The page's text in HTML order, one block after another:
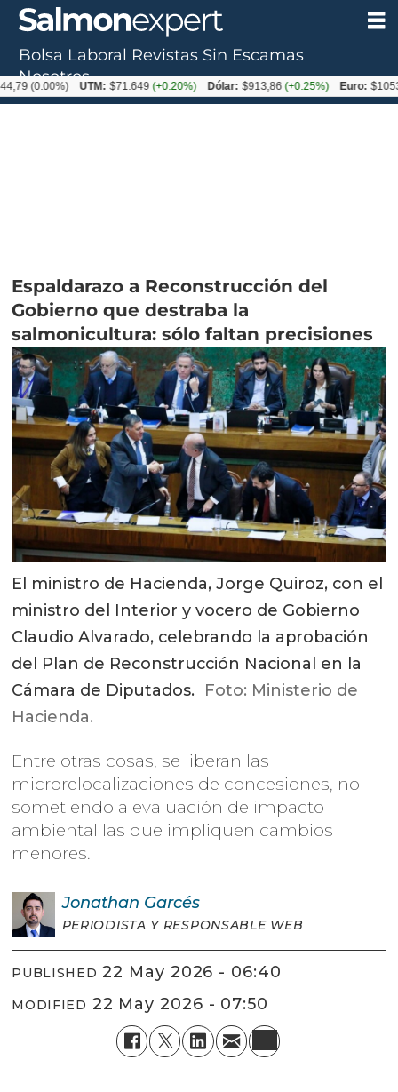
Espaldarazo a Reconstrucción del
Gobierno que destraba la
salmonicultura: sólo faltan precisiones
El ministro de Hacienda, Jorge Quiroz, con el
ministro del Interior y vocero de Gobierno
Claudio Alvarado, celebrando la aprobación
del Plan de Reconstrucción Nacional en la
Cámara de Diputados. Foto: Ministerio de
Hacienda.
Entre otras cosas, se liberan las
microrelocalizaciones de concesiones, no
sometiendo a evaluación de impacto
ambiental las que impliquen cambios
menores.
Jonathan Garcés
PERIODISTA Y RESPONSABLE WEB
PUBLISHED 22 May 2026 - 06:40
MODIFIED 22 May 2026 - 07:50
Bolsa Laboral Revistas Sin Escamas
Nosotros
UTM: $71.649(+0.20%) Dólar: $913,86(+0.25%) Euro: $1053,08(-